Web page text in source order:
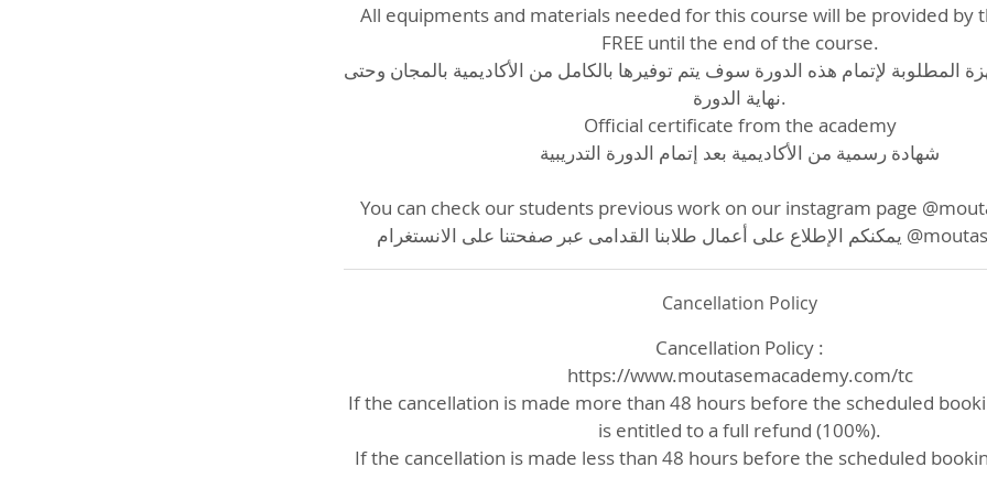
All equipments and materials needed for this course will be provided by
FREE until the end of the course.
المطلوبة لإتمام هذه الدورة سوف يتم توفيرها بالكامل من الأكاديمية بالمجان وحتى
نهاية الدورة.
Official certificate from the academy
شهادة رسمية من الأكاديمية بعد إتمام الدورة التدريبية
You can check our students previous work on our instagram page
Cancellation Policy
Cancellation Policy :
https://www.moutasemacademy.com/tc
If the cancellation is made more than 48 hours before the scheduled
is entitled to a full refund (100%).
If the cancellation is made less than 48 hours before the scheduled